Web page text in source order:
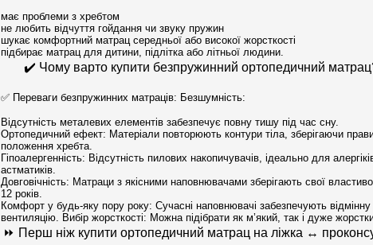
має проблеми з хребтом
не любить відчуття гойдання чи звуку пружин
шукає комфортний матрац середньої або високої жорсткості
підбирає матрац для дитини, підлітка або літньої людини.
✔️ Чому варто купити безпружинний ортопедичний
✅ Переваги безпружинних матраців: Безшумність:
Відсутність металевих елементів забезпечує повну тишу під час сну.
Ортопедичний ефект: Матеріали повторюють контури тіла, зберігаючи
положення хребта.
Гіпоалергенність: Відсутність пилових накопичувачів, ідеально для
астматиків.
Довговічність: Матраци з якісними наповнювачами зберігають свої
12 років.
Комфорт у будь-яку пору року: Сучасні наповнювачі забезпечують відмінну
вентиляцію. Вибір жорсткості: Можна підібрати як м’який, так і дуже
⏩ Перш ніж купити ортопедичний матрац на ліжка ↔